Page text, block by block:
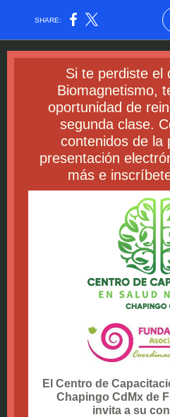
SHARE:
Si te perdiste el
Biomagnetismo,
oportunidad de
segunda clase.
contenidos de la
presentación
más e
El Centro de
Chapingo CdMx de
invita a su